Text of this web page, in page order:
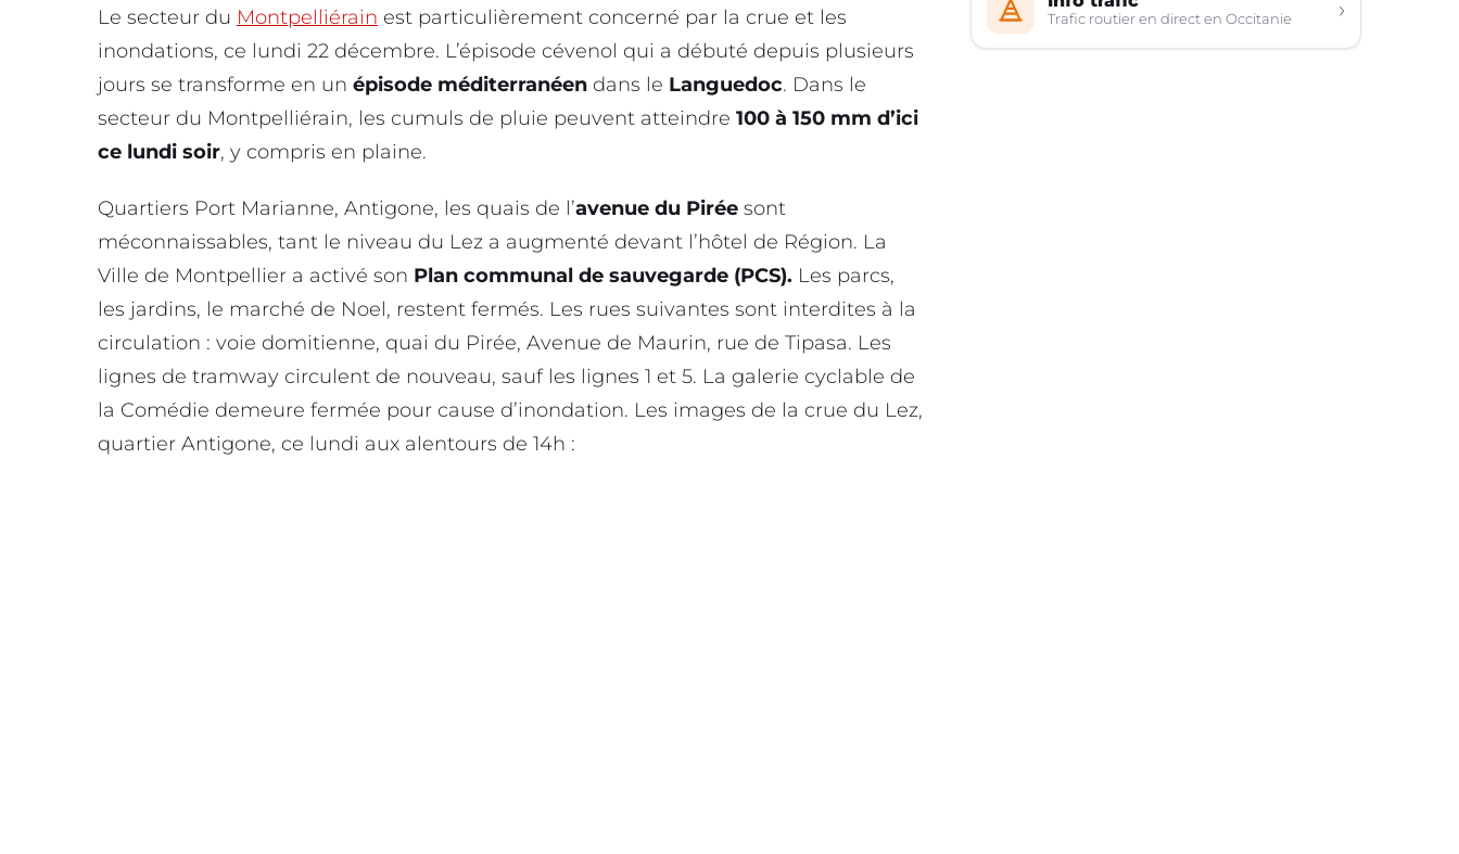
Le secteur du Montpelliérain est particulièrement concerné par la crue et les
inondations, ce lundi 22 décembre. L’épisode cévenol qui a débuté depuis plusieurs
jours se transforme en un épisode méditerranéen dans le Languedoc. Dans le
secteur du Montpelliérain, les cumuls de pluie peuvent atteindre 100 à 150 mm d’ici
ce lundi soir, y compris en plaine.
Quartiers Port Marianne, Antigone, les quais de l’avenue du Pirée sont
méconnaissables, tant le niveau du Lez a augmenté devant l’hôtel de Région. La
Ville de Montpellier a activé son Plan communal de sauvegarde (PCS). Les parcs,
les jardins, le marché de Noel, restent fermés. Les rues suivantes sont interdites à la
circulation : voie domitienne, quai du Pirée, Avenue de Maurin, rue de Tipasa. Les
lignes de tramway circulent de nouveau, sauf les lignes 1 et 5. La galerie cyclable de
la Comédie demeure fermée pour cause d’inondation. Les images de la crue du Lez,
quartier Antigone, ce lundi aux alentours de 14h :
Trafic routier en direct en Occitanie ›